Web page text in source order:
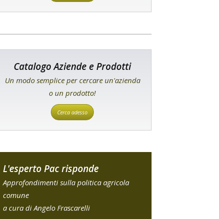
Catalogo Aziende e Prodotti
Un modo semplice per cercare un'azienda
o un prodotto!
Cerca adesso
L'esperto Pac risponde
Approfondimenti sulla politica agricola
comune
a cura di Angelo Frascarelli